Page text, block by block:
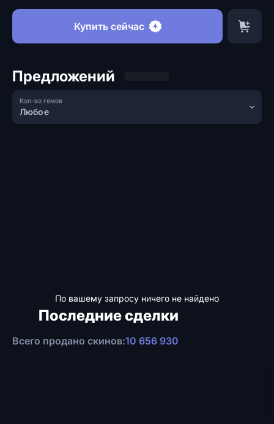
Купить сейчас
Предложений
Любое
Кол-во гемов
По вашему запросу ничего не найдено
Последние сделки
Всего продано скинов:10 656 930